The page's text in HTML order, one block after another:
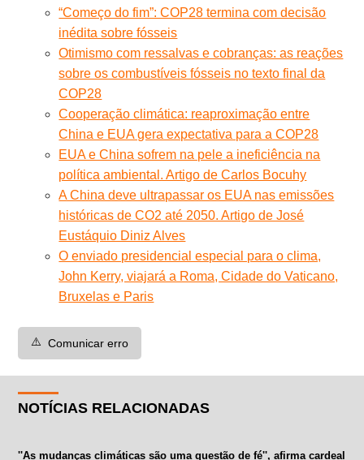
“Começo do fim”: COP28 termina com decisão
inédita sobre fósseis
Otimismo com ressalvas e cobranças: as reações
sobre os combustíveis fósseis no texto final da
COP28
Cooperação climática: reaproximação entre
China e EUA gera expectativa para a COP28
EUA e China sofrem na pele a ineficiência na
política ambiental. Artigo de Carlos Bocuhy
A China deve ultrapassar os EUA nas emissões
históricas de CO2 até 2050. Artigo de José
Eustáquio Diniz Alves
O enviado presidencial especial para o clima,
John Kerry, viajará a Roma, Cidade do Vaticano,
Bruxelas e Paris
⚠️ Comunicar erro
NOTÍCIAS RELACIONADAS
''As mudanças climáticas são uma questão de fé'', afirma cardeal